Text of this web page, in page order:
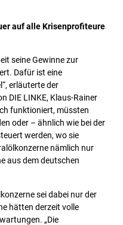
auf alle Krisenprofiteure
seine Gewinne zur
Dafür ist eine
erläuterte der
DIE LINKE, Klaus-Rainer
funktioniert, müssten
oder – ähnlich wie bei der
werden, wo sie
nämlich nur
aus dem deutschen
sei dabei nur der
hätten derzeit volle
„Die